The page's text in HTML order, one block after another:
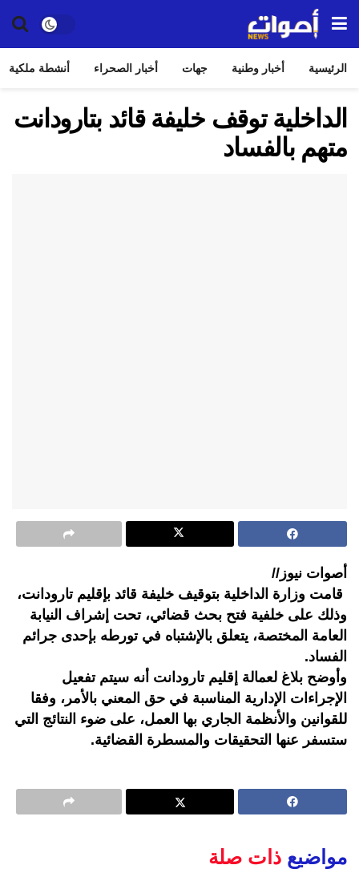
الرئيسية أخبار وطنية جهات أخبار الصحراء أنشطة ملكية
الداخلية توقف خليفة قائد بتارودانت
متهم بالفساد
أصوات نيوز//
قامت وزارة الداخلية بتوقيف خليفة قائد بإقليم تارودانت،
وذلك على خلفية فتح بحث قضائي، تحت إشراف النيابة
العامة المختصة، يتعلق بالإشتباه في تورطه بإحدى جرائم
الفساد.
وأوضح بلاغ لعمالة إقليم تارودانت أنه سيتم تفعيل
الإجراءات الإدارية المناسبة في حق المعني بالأمر، وفقا
للقوانين والأنظمة الجاري بها العمل، على ضوء النتائج التي
ستسفر عنها التحقيقات والمسطرة القضائية.
مواضيع ذات صلة